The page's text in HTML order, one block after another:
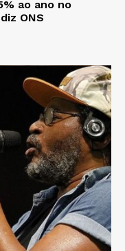
ao ano no
ONS